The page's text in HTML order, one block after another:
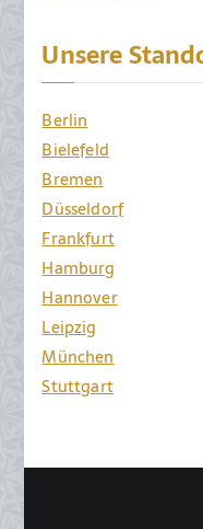
Unsere
Berlin
Bielefeld
Bremen
Düsseldorf
Frankfurt
Hamburg
Hannover
Leipzig
München
Stuttgart